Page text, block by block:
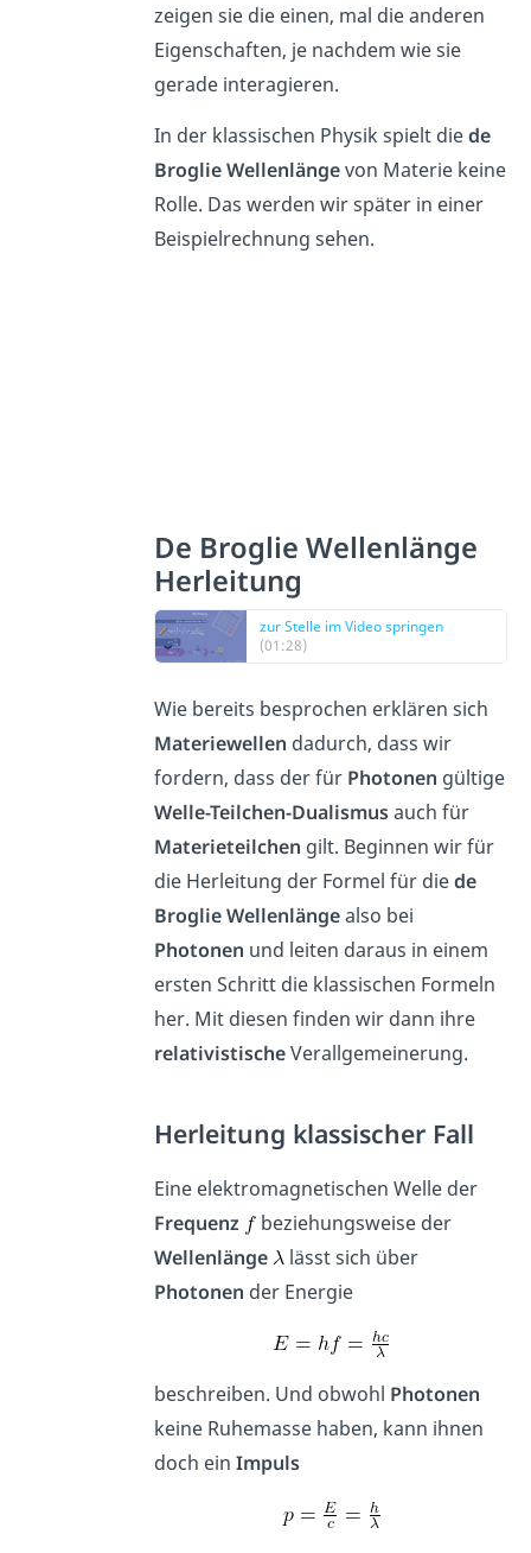
zeigen sie die einen, mal die anderen
Eigenschaften, je nachdem wie sie
gerade interagieren.
In der klassischen Physik spielt diede
Broglie Wellenlängevon Materie keine
Rolle. Das werden wir später in einer
Beispielrechnung sehen.
De Broglie Wellenlänge
Herleitung
zur Stelle im Video springen
(01:28)
Wie bereits besprochen erklären sich
Materiewellen dadurch, dass wir
fordern, dass der für Photonen gültige
Welle-Teilchen-Dualismusauch für
Materieteilchen gilt. Beginnen wir für
die Herleitung der Formel für diede
Broglie Wellenlängealso bei
Photonen und leiten daraus in einem
ersten Schritt die klassischen Formeln
her. Mit diesen finden wir dann ihre
relativistischeVerallgemeinerung.
Herleitung klassischer Fall
Eine elektromagnetischen Welle der
Frequenz
beziehungsweise der
Wellenlänge
lässt sich über
Photonen der Energie
beschreiben. Und obwohl Photonen
keine Ruhemasse haben, kann ihnen
doch einImpuls